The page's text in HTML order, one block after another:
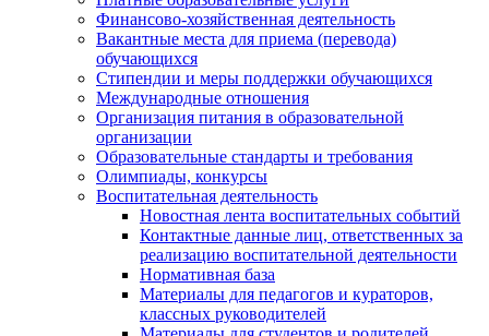
Финансово-хозяйственная деятельность
Вакантные места для приема (перевода)
обучающихся
Стипендии и меры поддержки обучающихся
Международные отношения
Организация питания в образовательной
организации
Образовательные стандарты и требования
Олимпиады, конкурсы
Воспитательная деятельность
Новостная лента воспитательных событий
Контактные данные лиц, ответственных за
реализацию воспитательной деятельности
Нормативная база
Материалы для педагогов и кураторов,
классных руководителей